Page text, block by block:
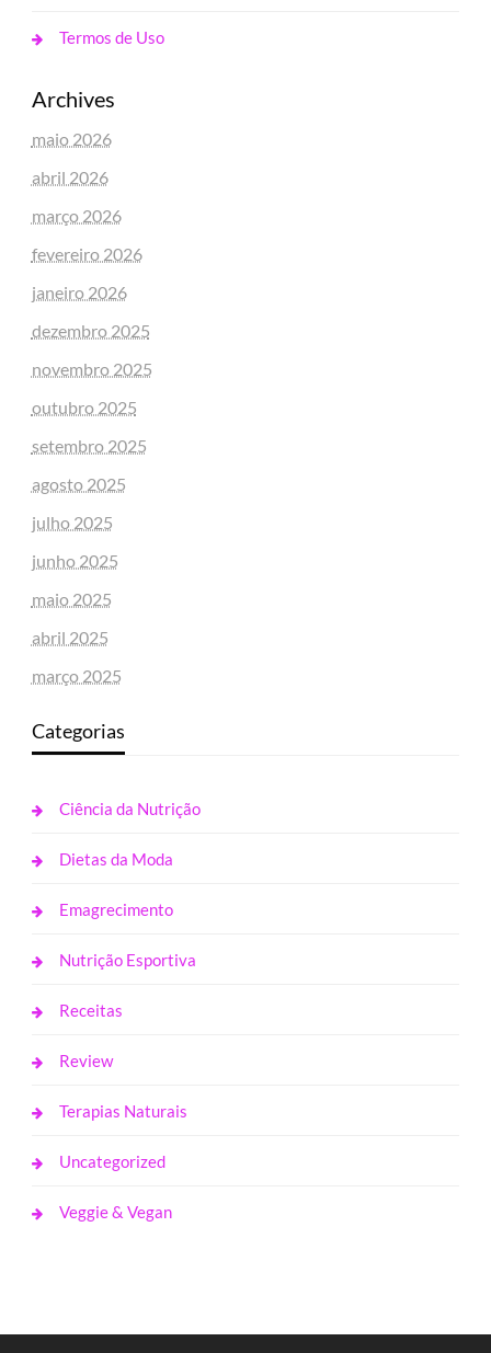
Termos de Uso
Archives
maio 2026
abril 2026
março 2026
fevereiro 2026
janeiro 2026
dezembro 2025
novembro 2025
outubro 2025
setembro 2025
agosto 2025
julho 2025
junho 2025
maio 2025
abril 2025
março 2025
Categorias
Ciência da Nutrição
Dietas da Moda
Emagrecimento
Nutrição Esportiva
Receitas
Review
Terapias Naturais
Uncategorized
Veggie & Vegan